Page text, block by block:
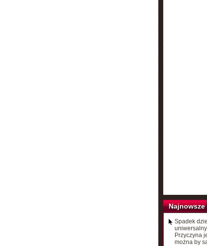
Najnowsze
Spadek
Przyczyna
można by